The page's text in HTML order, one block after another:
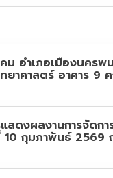
ม อำเภอเมืองนคร
าศาสตร์ อาคาร 9
ดงผลงานการจัดกา
กุมภาพันธ์ 2569